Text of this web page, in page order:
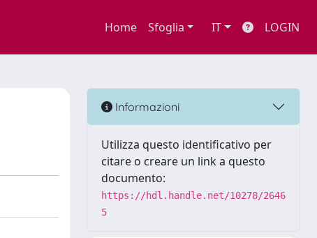
Home Sfoglia IT LOGIN
Informazioni
Utilizza questo identificativo per
citare o creare un link a questo
documento:
https://hdl.handle.net/10278/2646
5